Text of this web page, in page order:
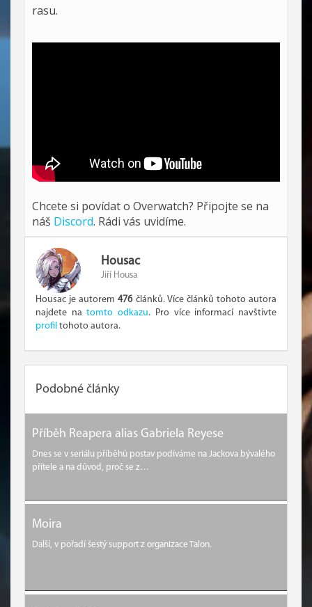
rasu.
Chcete si povídat o Overwatch? Připojte se na
náš Discord. Rádi vás uvidíme.
Housac
Jiří Housa
Housac je autorem476článků. Více článků tohoto autora
najdete natomto odkazu. Pro více informací navštivte
profil tohoto autora.
Podobné články
Příběh Reapera alias Gabriela Reyese
Dnes se v seriálu příběhů postav podíváme na Jackova bývalého
přítele a na důvod, proč se z…
Moira
Další, v pořadí šestý support z organizace Talon.